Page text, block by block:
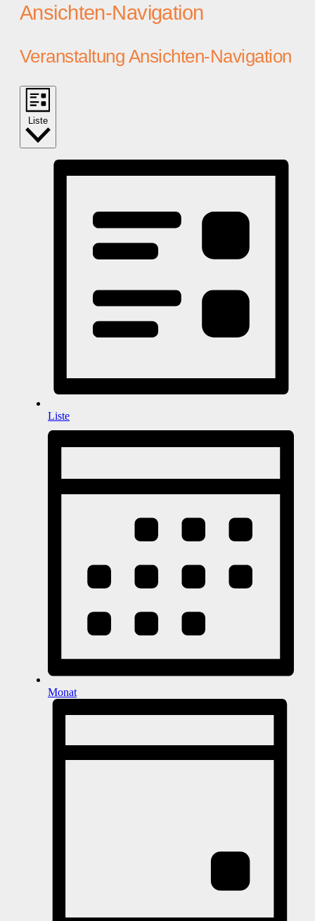
Ansichten-Navigation
Veranstaltung Ansichten-Navigation
Liste
Liste
Monat